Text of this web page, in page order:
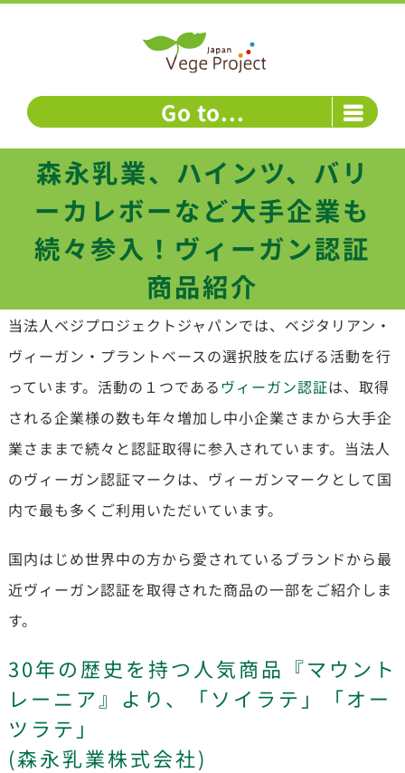
Go to...
森永乳業、ハインツ、バリ
ーカレボーなど大手企業も
続々参入！ヴィーガン認証
商品紹介
当法人ベジプロジェクトジャパンでは、ベジタリアン・
ヴィーガン・プラントベースの選択肢を広げる活動を行
っています。活動の１つであるヴィーガン認証は、取得
される企業様の数も年々増加し中小企業さまから大手企
業さままで続々と認証取得に参入されています。当法人
のヴィーガン認証マークは、ヴィーガンマークとして国
内で最も多くご利用いただいています。
国内はじめ世界中の方から愛されているブランドから最
近ヴィーガン認証を取得された商品の一部をご紹介しま
す。
30年の歴史を持つ人気商品『マウント
レーニア』より、「ソイラテ」「オー
ツラテ」
(森永乳業株式会社)